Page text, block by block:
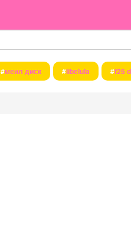
#меил диск #libelula #f25